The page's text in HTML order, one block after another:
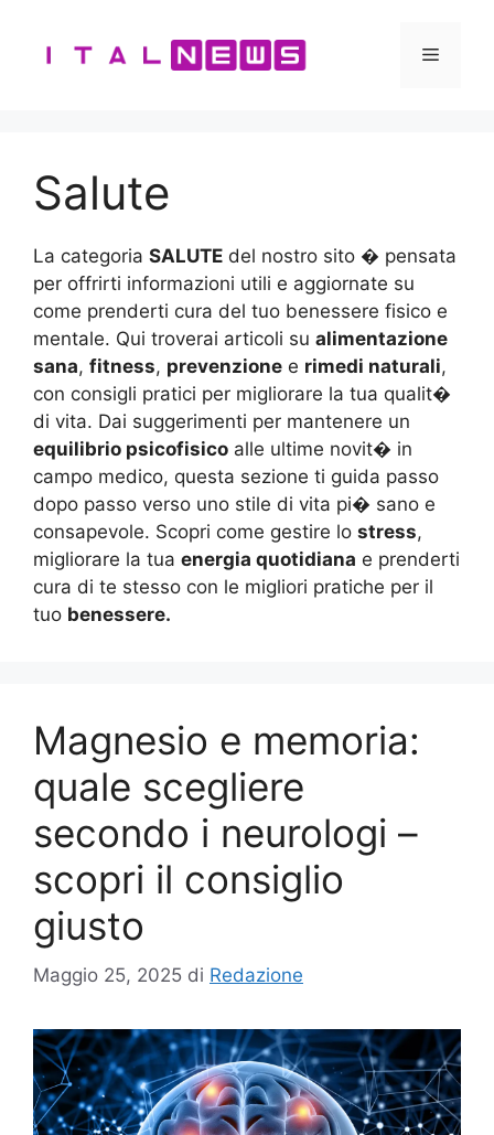
contenuto
Menu
Salute
La categoria SALUTE del nostro sito � pensata
per offrirti informazioni utili e aggiornate su
come prenderti cura del tuo benessere fisico e
mentale. Qui troverai articoli su alimentazione
sana, fitness, prevenzione e rimedi naturali,
con consigli pratici per migliorare la tua qualit�
di vita. Dai suggerimenti per mantenere un
equilibrio psicofisico alle ultime novit� in
campo medico, questa sezione ti guida passo
dopo passo verso uno stile di vita pi� sano e
consapevole. Scopri come gestire lo stress,
migliorare la tua energia quotidiana e prenderti
cura di te stesso con le migliori pratiche per il
tuo benessere.
Magnesio e memoria:
quale scegliere
secondo i neurologi –
scopri il consiglio
giusto
Maggio 25, 2025 di Redazione